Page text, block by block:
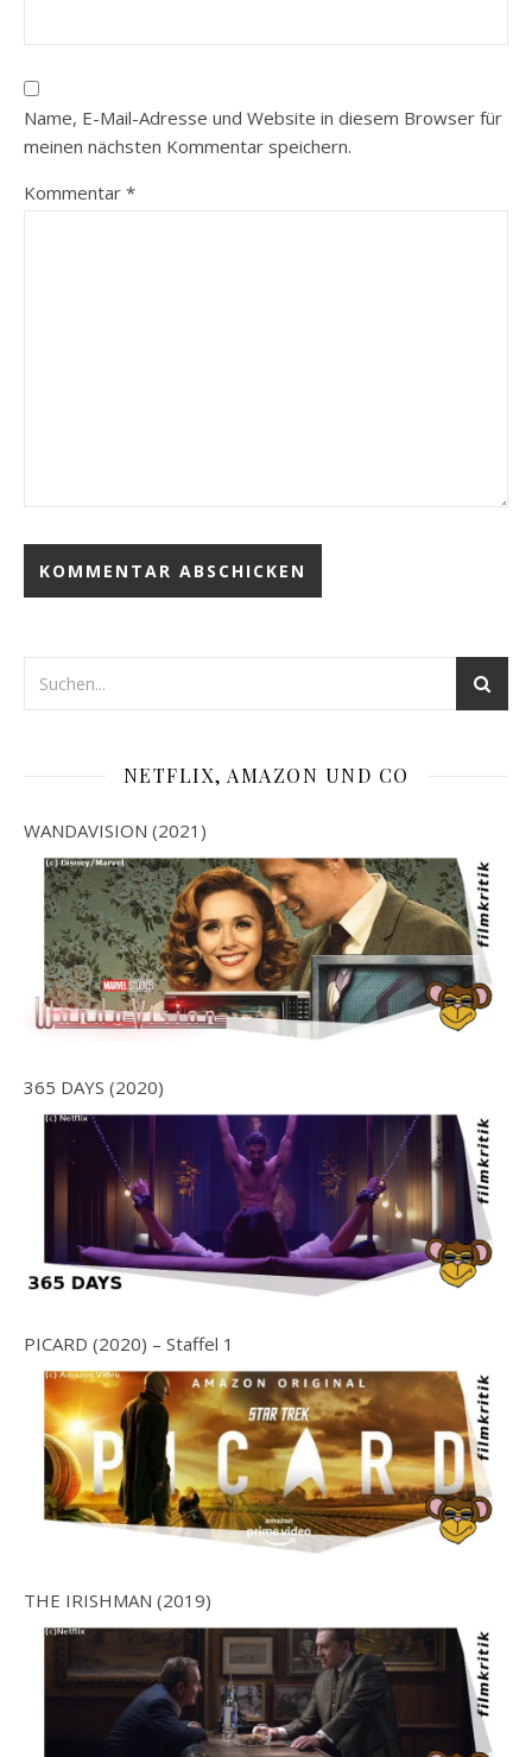
Name, E-Mail-Adresse und Website in diesem Browser für
meinen nächsten Kommentar speichern.
Kommentar *
NETFLIX, AMAZON UND CO
WANDAVISION (2021)
365 DAYS (2020)
PICARD (2020) – Staffel 1
THE IRISHMAN (2019)